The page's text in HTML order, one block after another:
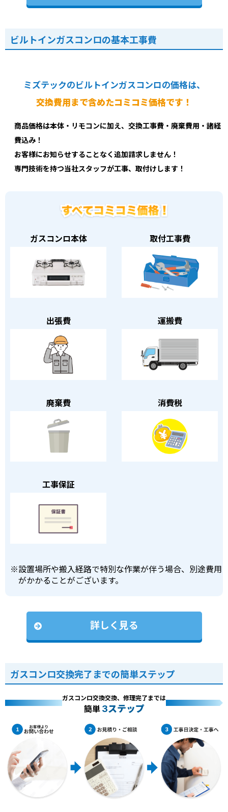
ビルトインガスコンロの基本工事費
ミズテックのビルトインガスコンロの価格は、
交換費用まで含めたコミコミ価格です！
商品価格は本体・リモコンに加え、交換工事費・廃棄費用・諸経
費込み！
お客様にお知らせすることなく追加請求しません！
専門技術を持つ当社スタッフが工事、取付けします！
ガスコンロ本体 取付工事費
出張費 運搬費
廃棄費 消費税
工事保証
※設置場所や搬入経路で特別な作業が伴う場合、別途費用
がかかることがございます。
詳しく見る
ガスコンロ交換完了までの簡単ステップ
ガスコンロ交換交換、修理完了までは
簡単 3ステップ